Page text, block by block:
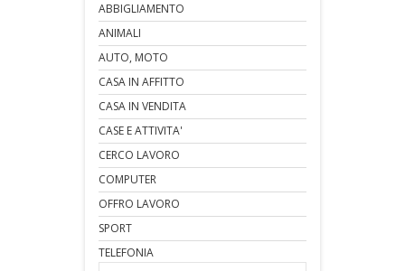
ABBIGLIAMENTO
ANIMALI
AUTO, MOTO
CASA IN AFFITTO
CASA IN VENDITA
CASE E ATTIVITA'
CERCO LAVORO
COMPUTER
OFFRO LAVORO
SPORT
TELEFONIA